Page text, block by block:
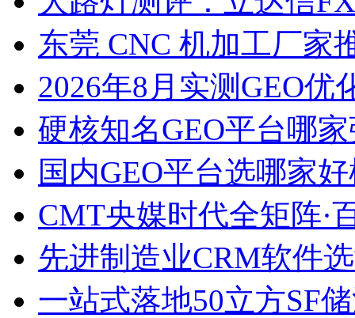
东莞 CNC 机加工厂家
2026年8月实测GEO优
硬核知名GEO平台哪
国内GEO平台选哪家
CMT央媒时代全矩阵·
先进制造业CRM软件
一站式落地50立方SF